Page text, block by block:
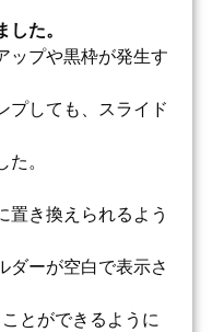
た。
ップや黒枠が発生す
プしても、スライド
。
置き換えられるよう
ダーが空白で表示さ
とができるように